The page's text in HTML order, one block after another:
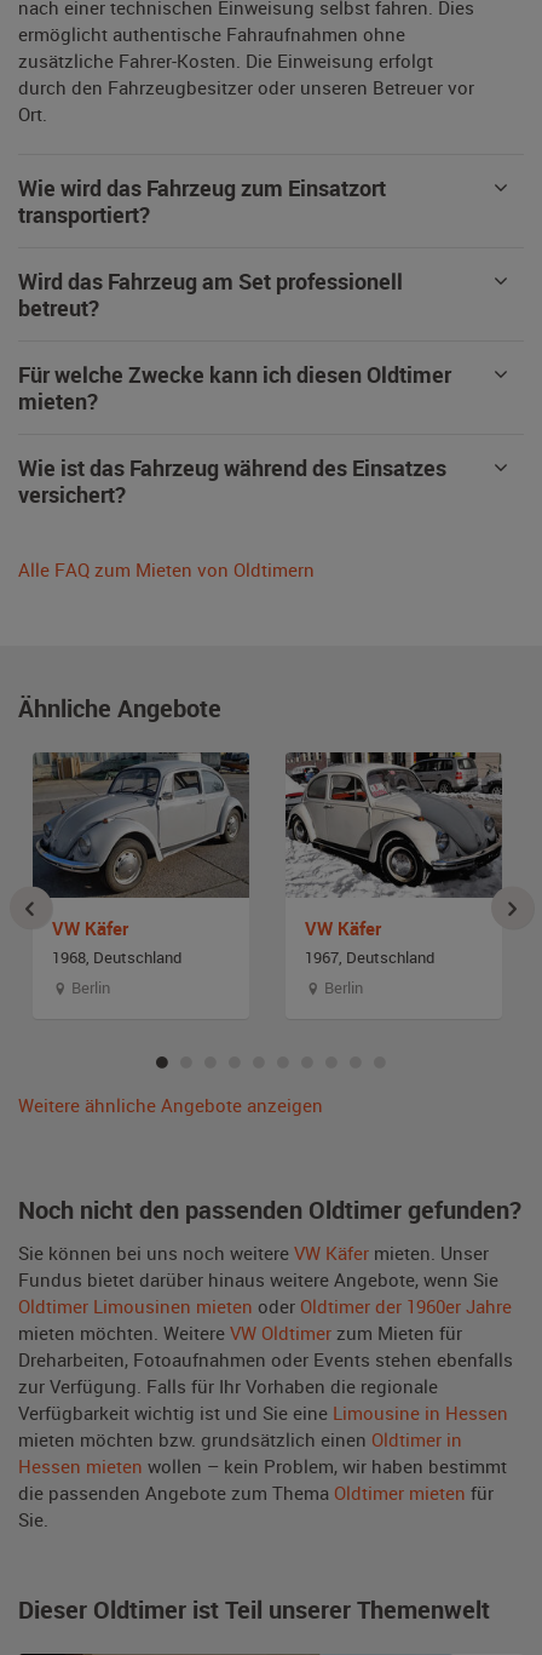
nach einer technischen Einweisung selbst fahren. Dies
ermöglicht authentische Fahraufnahmen ohne
zusätzliche Fahrer-Kosten. Die Einweisung erfolgt
durch den Fahrzeugbesitzer oder unseren Betreuer vor
Ort.
Wie wird das Fahrzeug zum Einsatzort
transportiert?
Wird das Fahrzeug am Set professionell
betreut?
Für welche Zwecke kann ich diesen Oldtimer
mieten?
Wie ist das Fahrzeug während des Einsatzes
versichert?
Alle FAQ zum Mieten von Oldtimern
Ähnliche Angebote
VW Käfer
1968, Deutschland
Berlin
VW Käfer
1967, Deutschland
Berlin
Weitere ähnliche Angebote anzeigen
Noch nicht den passenden Oldtimer gefunden?
Sie können bei uns noch weitere VW Käfer mieten. Unser
Fundus bietet darüber hinaus weitere Angebote, wenn Sie
Oldtimer Limousinen mieten oder Oldtimer der 1960er Jahre
mieten möchten. Weitere VW Oldtimer zum Mieten für
Dreharbeiten, Fotoaufnahmen oder Events stehen ebenfalls
zur Verfügung. Falls für Ihr Vorhaben die regionale
Verfügbarkeit wichtig ist und Sie eine Limousine in Hessen
mieten möchten bzw. grundsätzlich einen Oldtimer in
Hessen mieten wollen – kein Problem, wir haben bestimmt
die passenden Angebote zum Thema Oldtimer mieten für
Sie.
Dieser Oldtimer ist Teil unserer Themenwelt